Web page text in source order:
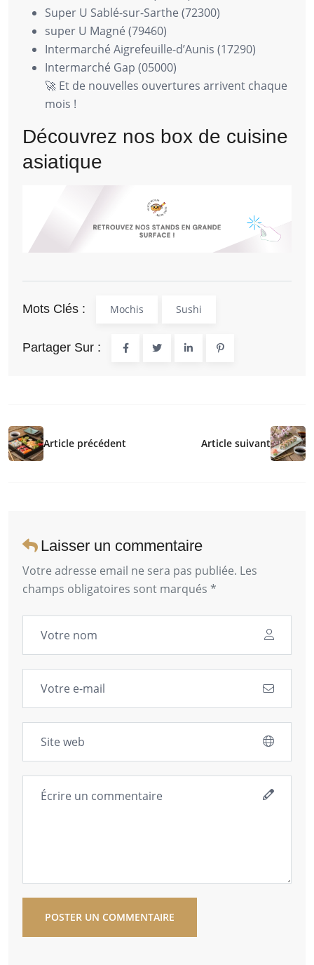
Super U Sablé-sur-Sarthe (72300)
super U Magné (79460)
Intermarché Aigrefeuille-d’Aunis (17290)
Intermarché Gap (05000)
🚀 Et de nouvelles ouvertures arrivent chaque
mois !
Découvrez nos box de cuisine
asiatique
Mots Clés : Mochis Sushi
Partager Sur :
Article précédent Article suivant
Laisser un commentaire
Votre adresse email ne sera pas publiée. Les
champs obligatoires sont marqués *
POSTER UN COMMENTAIRE